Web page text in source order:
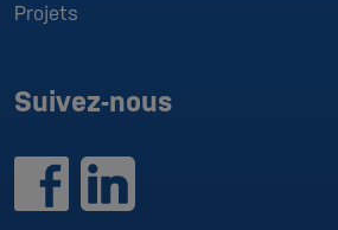
Projets
Suivez-nous